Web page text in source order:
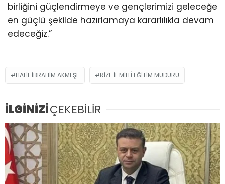
birliğini güçlendirmeye ve gençlerimizi geleceğe
en güçlü şekilde hazırlamaya kararlılıkla devam
edeceğiz.”
HALIL İBRAHIM AKMEŞE RIZE İL MILLÎ EĞITIM MÜDÜRÜ
İLGİNİZİÇEKEBİLİR